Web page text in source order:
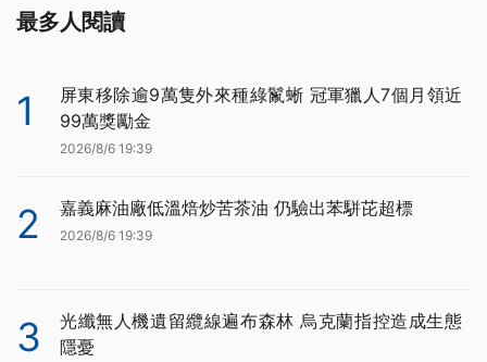
最多人閱讀
1
屏東移除逾9萬隻外來種綠鬣蜥 冠軍獵人7個月領近
99萬獎勵金
2026/8/6 19:39
2 嘉義麻油廠低溫焙炒苦茶油 仍驗出苯駢芘超標
2026/8/6 19:39
3
光纖無人機遺留纜線遍布森林 烏克蘭指控造成生態
隱憂